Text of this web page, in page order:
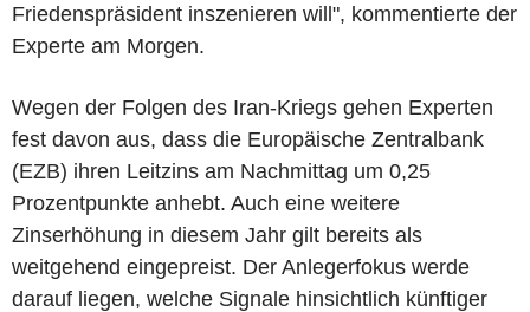
Friedenspräsident inszenieren will", kommentierte der
Experte am Morgen.
Wegen der Folgen des Iran-Kriegs gehen Experten
fest davon aus, dass die Europäische Zentralbank
(EZB) ihren Leitzins am Nachmittag um 0,25
Prozentpunkte anhebt. Auch eine weitere
Zinserhöhung in diesem Jahr gilt bereits als
weitgehend eingepreist. Der Anlegerfokus werde
darauf liegen, welche Signale hinsichtlich künftiger